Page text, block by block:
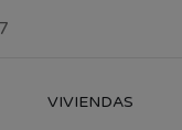
VIVIENDAS